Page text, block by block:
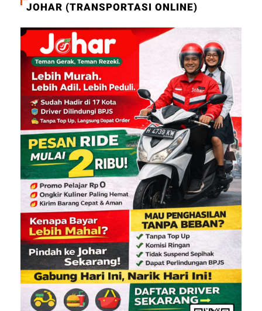
JOHAR (TRANSPORTASI ONLINE)